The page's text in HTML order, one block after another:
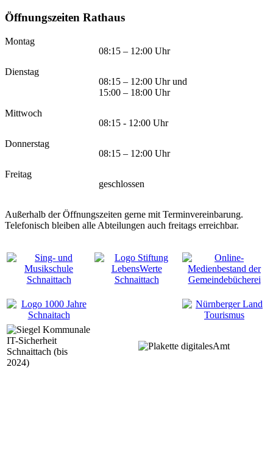
Öffnungszeiten Rathaus
Montag
08:15 – 12:00 Uhr
Dienstag
08:15 – 12:00 Uhr und
15:00 – 18:00 Uhr
Mittwoch
08:15 - 12:00 Uhr
Donnerstag
08:15 – 12:00 Uhr
Freitag
geschlossen
Außerhalb der Öffnungszeiten gerne mit Terminvereinbarung.
Telefonisch bleiben alle Abteilungen auch freitags erreichbar.